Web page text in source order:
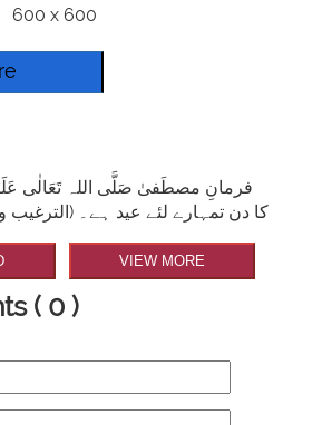
600 x 600
فرمانِ مصطَفیٰ صَلَّی اللہ تَعَالٰی
کا دن تمہارے لئے عید ہے۔ (الترغیب
VIEW MORE
( 0 )